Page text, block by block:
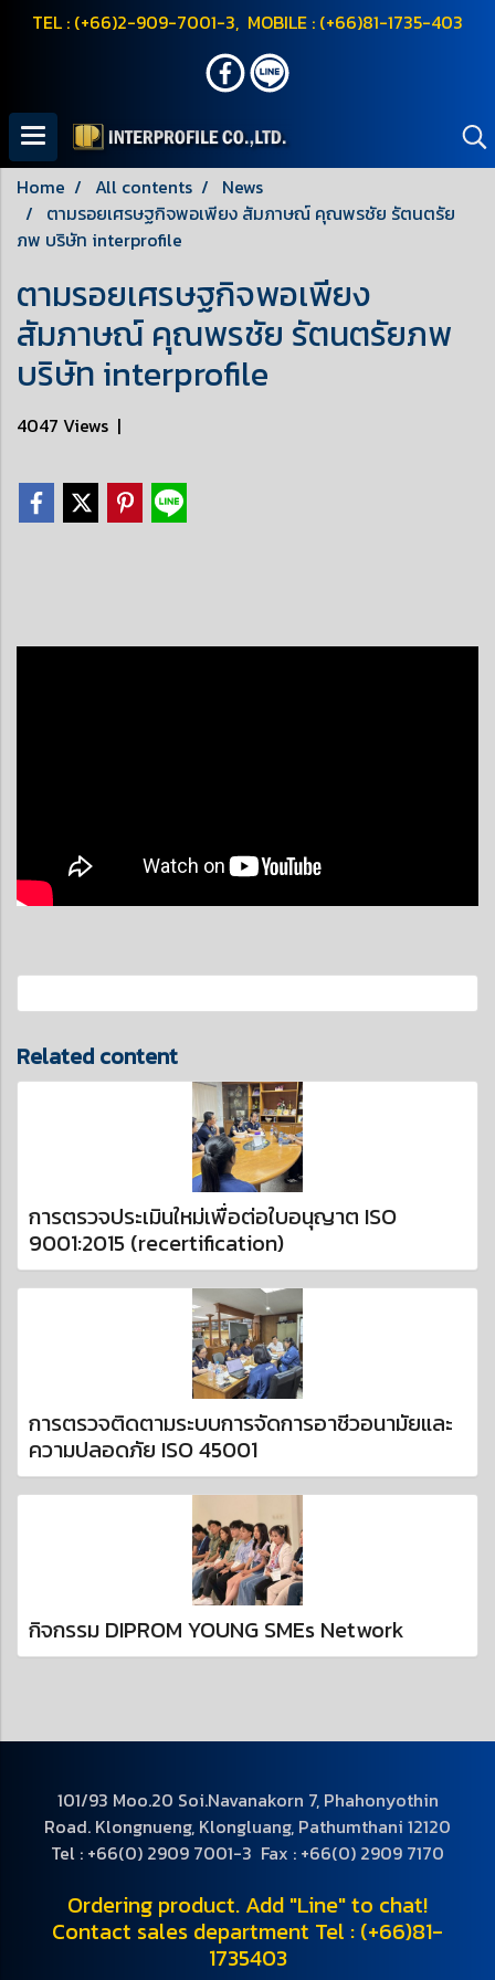
TEL : (+66)2-909-7001-3, MOBILE : (+66)81-1735-403
Home All contents
News
ตามรอยเศรษฐกิจพอเพียง สัมภาษณ์ คุณพรชัย รัตนตรัย
ภพ บริษัท interprofile
ตามรอยเศรษฐกิจพอเพียง
สัมภาษณ์ คุณพรชัย รัตนตรัยภพ
บริษัท interprofile
4047 Views |
Related content
การตรวจประเมินใหม่เพื่อต่อใบอนุญาต ISO
9001:2015 (recertification)
การตรวจติดตามระบบการจัดการอาชีวอนามัยและ
ความปลอดภัย ISO 45001
กิจกรรม DIPROM YOUNG SMEs Network
101/93 Moo.20 Soi.Navanakorn 7, Phahonyothin
Road. Klongnueng, Klongluang, Pathumthani 12120
Tel : +66(0) 2909 7001-3 Fax : +66(0) 2909 7170
Ordering product. Add "Line" to chat!
Contact sales department Tel : (+66)81-
1735403